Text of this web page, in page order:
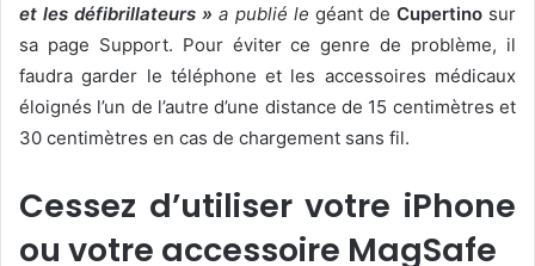
et les défibrillateurs » a publié le géant de Cupertinosur
sa page Support. Pour éviter ce genre de problème, il
faudra garder le téléphone et les accessoires médicaux
éloignés l’un de l’autre d’une distance de 15 centimètres et
30 centimètres en cas de chargement sans fil.
Cessez d’utiliser votre iPhone
ou votre accessoire MagSafe